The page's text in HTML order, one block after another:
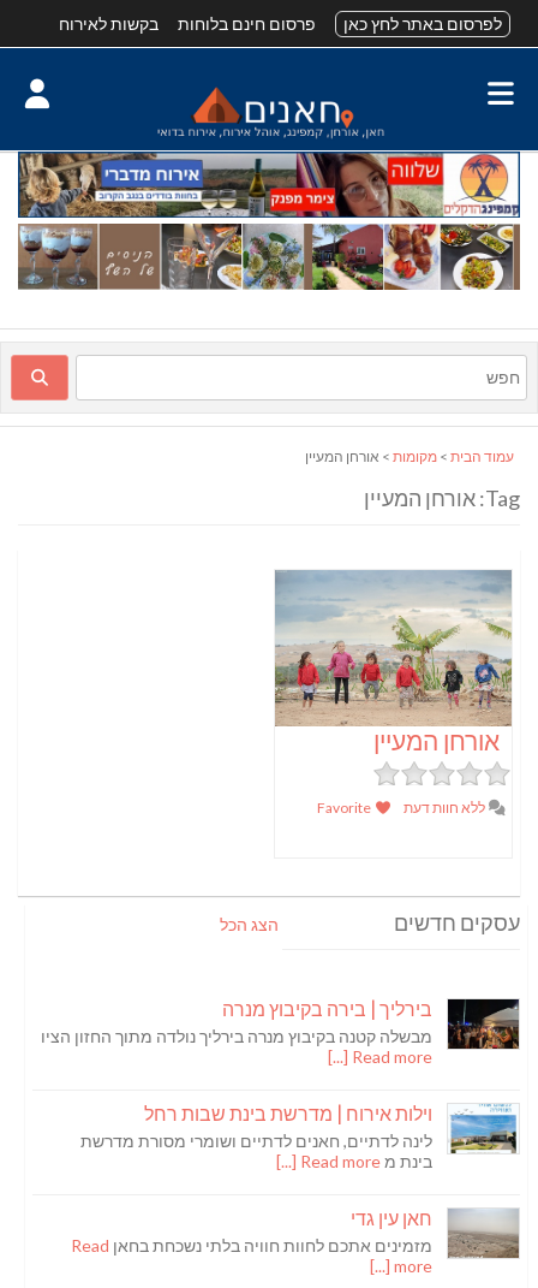
לפרסום באתר לחץ כאן פרסום חינם בלוחות בקשות לאירוח
עמוד הבית > מקומות > אורחן המעיין
Tag: אורחן המעיין
אורחן המעיין
ללא חוות דעת
עסקים חדשים הצג הכל
בירליך | בירה בקיבוץ מנרה
מבשלה קטנה בקיבוץ מנרה בירליך נולדה מתוך החזון הציו
Read more [...]
וילות אירוח | מדרשת בינת שבות רחל
לינה לדתיים, חאנים לדתיים ושומרי מסורת מדרשת
בינת מRead more [...]
חאן עין גדי
מזמינים אתכם לחוות חוויה בלתי נשכחת בחאן Read
more [...]